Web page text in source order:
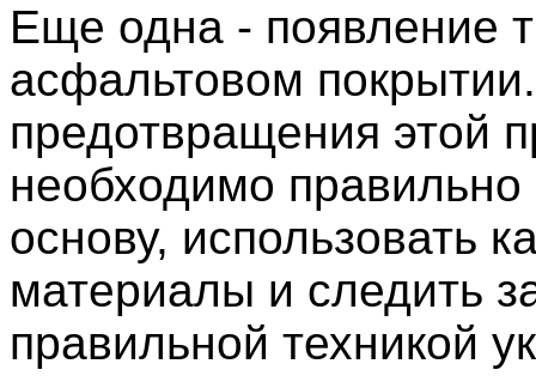
Еще одна - появление
асфальтовом
предотвращения этой
необходимо правильно
основу, использовать
материалы и следить
правильной техникой